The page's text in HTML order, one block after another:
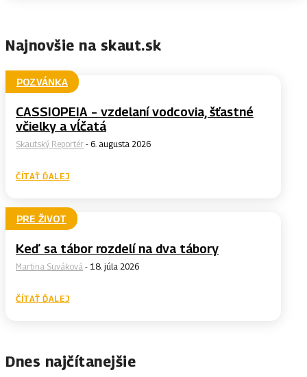
Najnovšie na skaut.sk
POZVÁNKA
CASSIOPEIA – vzdelaní vodcovia, šťastné
včielky a vĺčatá
Skautský Reportér - 6. augusta 2026
ČÍTAŤ ĎALEJ
PRE ŽIVOT
Keď sa tábor rozdelí na dva tábory
Martina Suváková - 18. júla 2026
ČÍTAŤ ĎALEJ
Dnes najčítanejšie